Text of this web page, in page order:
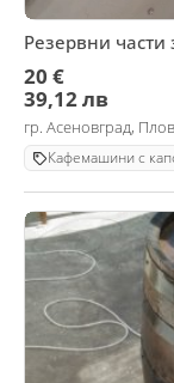
Резервни
20 €
39,12 лв
гр. Асеновград,
Кафемашини с